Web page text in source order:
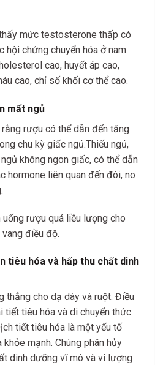
mức testosterone thấp có
hội chứng chuyển hóa ở nam
cao, huyết áp cao,
cao, chỉ số khối cơ thể cao.
mất ngủ
rượu có thể dẫn đến tăng
chu kỳ giấc ngủ.Thiếu ngủ,
không ngon giấc, có thể dẫn
hormone liên quan đến đói, no
rượu quá liều lượng cho
điều độ.
tiêu hóa và hấp thu chất dinh
thẳng cho dạ dày và ruột. Điều
tiết tiêu hóa và di chuyển thức
tiết tiêu hóa là một yếu tố
mạnh. Chúng phân hủy
dinh dưỡng vĩ mô và vi lượng